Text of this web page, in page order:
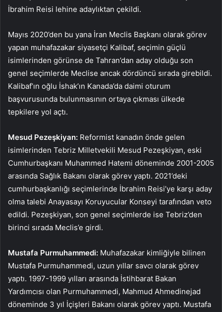
İbrahim Reisi lehine adaylıktan çekildi.
Mayıs 2020’den bu yana İran Meclis Başkanı olarak görev
yapan muhafazakar siyasetçi Kalibaf, seçimin güçlü
isimlerinden görünse de Tahran’dan aday olduğu son
genel seçimlerde Meclise ancak dördüncü sırada girebildi.
Kalibaf’ın oğlu İshak’ın Kanada’da daimi oturum
başvurusunda bulunmasının ortaya çıkması ülkede
tepkilere yol açtı.
Mesud Pezeşkiyan: Reformist kanadın önde gelen
isimlerinden Tebriz Milletvekili Mesud Pezeşkiyan, eski
Cumhurbaşkanı Muhammed Hatemi döneminde 2001-2005
arasında Sağlık Bakanı olarak görev yaptı. 2021’deki
cumhurbaşkanlığı seçimlerinde İbrahim Reisi’ye karşı aday
olma talebi Anayasayı Koruyucular Konseyi tarafından veto
edildi. Pezeşkiyan, son genel seçimlerde ise Tebriz’den
birinci sırada Meclis’e girdi.
Mustafa Purmuhammedi: Muhafazakar kimliğiyle bilinen
Mustafa Purmuhammedi, uzun yıllar savcı olarak görev
yaptı. 1997-1999 yılları arasında İstihbarat Bakan
Yardımcısı olan Purmuhammedi, Mahmud Ahmedinejad
döneminde 3 yıl İçişleri Bakanı olarak görev yaptı. Mustafa